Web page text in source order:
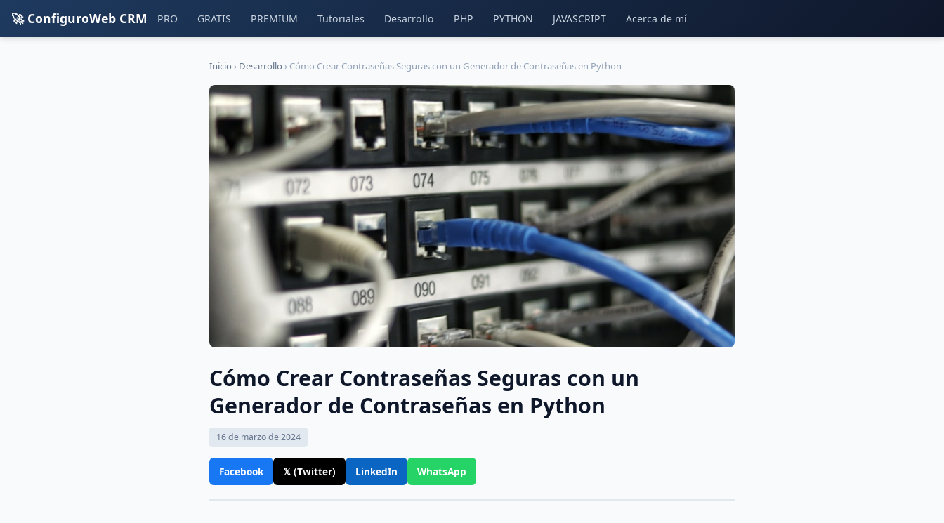
🚀 ConfiguroWeb CRM PRO GRATIS PREMIUM Tutoriales Desarrollo PHP PYTHON JAVASCRIPT Acerca de mí
Inicio › Desarrollo › Cómo Crear Contraseñas Seguras con un Generador de Contraseñas en Python
Cómo Crear Contraseñas Seguras con un
Generador de Contraseñas en Python
16 de marzo de 2024
Facebook 𝕏 (Twitter) LinkedIn WhatsApp